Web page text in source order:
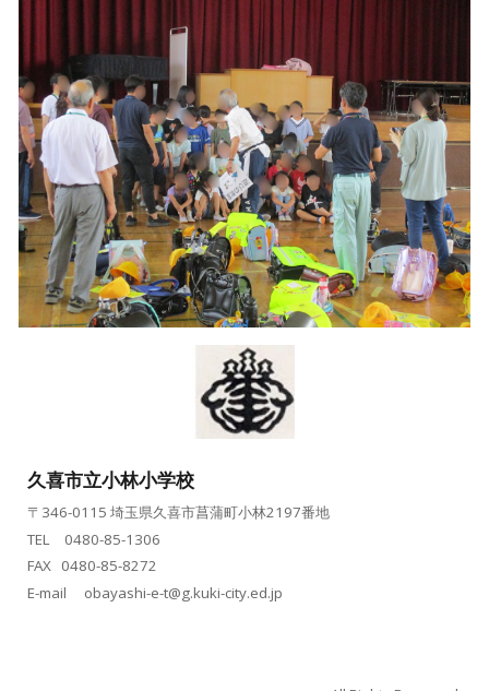
久喜市立小林小学校
〒346-0115 埼玉県久喜市菖蒲町小林2197番地
TEL 0480-85-1306
FAX 0480-85-8272
E-mail
obayashi-e-t@g.kuki-city.ed.jp